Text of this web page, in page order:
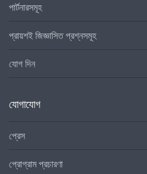
পার্টনারসমূহ
প্রায়শই জিজ্ঞাসিত প্রশ্নসমূহ
যোগ দিন
যোগাযোগ
প্রেস
প্রোগ্রাম প্রচারণা